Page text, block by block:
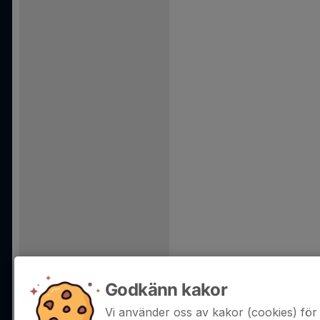
Godkänn kakor
Vi använder oss av kakor (cookies)